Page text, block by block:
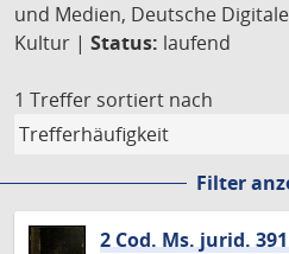
und Medien, Deutsche
Kultur | Status: laufend
1 Treffer sortiert nach
Filter
2 Cod. Ms. jurid.